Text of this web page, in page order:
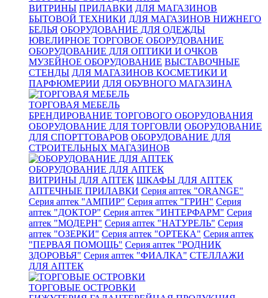
ВИТРИНЫ ПРИЛАВКИ ДЛЯ МАГАЗИНОВ
БЫТОВОЙ ТЕХНИКИ ДЛЯ МАГАЗИНОВ НИЖНЕГО
БЕЛЬЯ ОБОРУДОВАНИЕ ДЛЯ ОДЕЖДЫ
ЮВЕЛИРНОЕ ТОРГОВОЕ ОБОРУДОВАНИЕ
ОБОРУДОВАНИЕ ДЛЯ ОПТИКИ И ОЧКОВ
МУЗЕЙНОЕ ОБОРУДОВАНИЕ ВЫСТАВОЧНЫЕ
СТЕНДЫ ДЛЯ МАГАЗИНОВ КОСМЕТИКИ И
ПАРФЮМЕРИИ ДЛЯ ОБУВНОГО МАГАЗИНА
ТОРГОВАЯ МЕБЕЛЬ
БРЕНДИРОВАНИЕ ТОРГОВОГО ОБОРУДОВАНИЯ
ОБОРУДОВАНИЕ ДЛЯ ТОРГОВЛИ ОБОРУДОВАНИЕ
ДЛЯ СПОРТТОВАРОВ ОБОРУДОВАНИЕ ДЛЯ
СТРОИТЕЛЬНЫХ МАГАЗИНОВ
ОБОРУДОВАНИЕ ДЛЯ АПТЕК
ВИТРИНЫ ДЛЯ АПТЕК ШКАФЫ ДЛЯ АПТЕК
АПТЕЧНЫЕ ПРИЛАВКИ Серия аптек "ORANGE"
Серия аптек "АМПИР" Серия аптек "ГРИН" Серия
аптек "ДОКТОР" Серия аптек "ИНТЕРФАРМ" Серия
аптек "МОДЕРН" Серия аптек "НАТУРЕЛЬ" Серия
аптек "ОЗЕРКИ" Серия аптек "ОРТЕКА" Серия аптек
"ПЕРВАЯ ПОМОЩЬ" Серия аптек "РОДНИК
ЗДОРОВЬЯ" Серия аптек "ФИАЛКА" СТЕЛЛАЖИ
ДЛЯ АПТЕК
ТОРГОВЫЕ ОСТРОВКИ